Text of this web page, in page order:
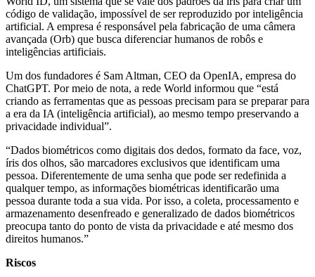
código de validação, impossível de ser reproduzido por inteligência
artificial. A empresa é responsável pela fabricação de uma câmera
avançada (Orb) que busca diferenciar humanos de robôs e
inteligências artificiais.
Um dos fundadores é Sam Altman, CEO da OpenIA, empresa do
ChatGPT. Por meio de nota, a rede World informou que “está
criando as ferramentas que as pessoas precisam para se preparar para
a era da IA (inteligência artificial), ao mesmo tempo preservando a
privacidade individual”.
“Dados biométricos como digitais dos dedos, formato da face, voz,
íris dos olhos, são marcadores exclusivos que identificam uma
pessoa. Diferentemente de uma senha que pode ser redefinida a
qualquer tempo, as informações biométricas identificarão uma
pessoa durante toda a sua vida. Por isso, a coleta, processamento e
armazenamento desenfreado e generalizado de dados biométricos
preocupa tanto do ponto de vista da privacidade e até mesmo dos
direitos humanos.”
Riscos